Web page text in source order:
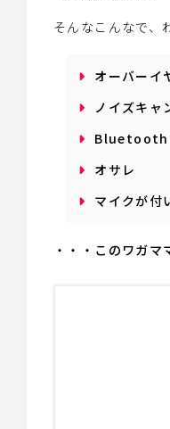
そんなこんなで、
オーバーイ
ノイズキャ
Bluetooth(
オサレ
マイクが付
・・・このワガ